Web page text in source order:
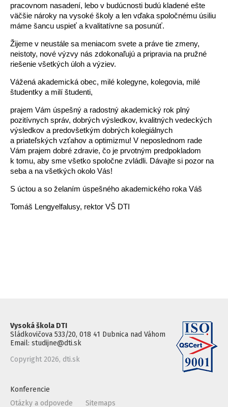
pracovnom nasadení, lebo v budúcnosti budú kladené ešte
väčšie nároky na vysoké školy a len vďaka spoločnému úsiliu
máme šancu uspieť a kvalitatívne sa posunúť.
Žijeme v neustále sa meniacom svete a práve tie zmeny,
neistoty, nové výzvy nás zdokonaľujú a pripravia na pružné
riešenie všetkých úloh a výziev.
Vážená akademická obec, milé kolegyne, kolegovia, milé
študentky a milí študenti,
prajem Vám úspešný a radostný akademický rok plný
pozitívnych správ, dobrých výsledkov, kvalitných vedeckých
výsledkov a predovšetkým dobrých kolegiálnych
a priateľských vzťahov a optimizmu! V neposlednom rade
Vám prajem dobré zdravie, čo je prvotným predpokladom
k tomu, aby sme všetko spoločne zvládli. Dávajte si pozor na
seba a na všetkých okolo Vás!
S úctou a so želaním úspešného akademického roka Váš
Tomáš Lengyelfalusy, rektor VŠ DTI
Vysoká škola DTI
Sládkovičova 533/20, 018 41 Dubnica nad Váhom
Email: studijne@dti.sk
Copyright 2026, dti.sk
Konferencie
Otázky a odpovede
Sitemaps